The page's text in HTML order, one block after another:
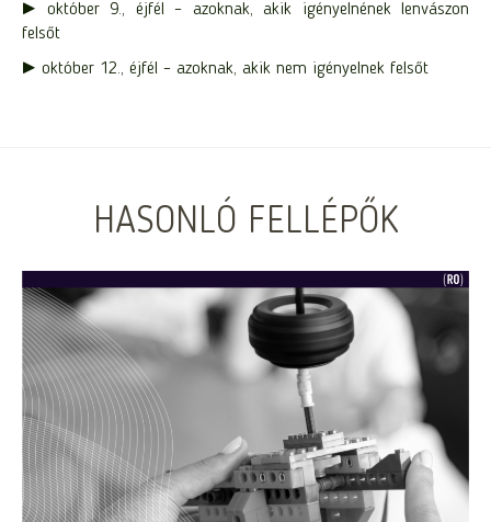
► október 9., éjfél – azoknak, akik igényelnének lenvászon
felsőt
► október 12., éjfél – azoknak, akik nem igényelnek felsőt
HASONLÓ FELLÉPŐK